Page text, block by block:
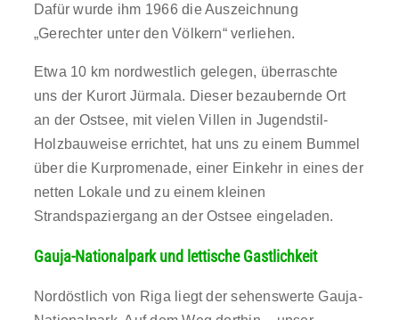
Dafür wurde ihm 1966 die Auszeichnung
„Gerechter unter den Völkern“ verliehen.
Etwa 10 km nordwestlich gelegen, überraschte
uns der Kurort Jürmala. Dieser bezaubernde Ort
an der Ostsee, mit vielen Villen in Jugendstil-
Holzbauweise errichtet, hat uns zu einem Bummel
über die Kurpromenade, einer Einkehr in eines der
netten Lokale und zu einem kleinen
Strandspaziergang an der Ostsee eingeladen.
Gauja-Nationalpark und lettische Gastlichkeit
Nordöstlich von Riga liegt der sehenswerte Gauja-